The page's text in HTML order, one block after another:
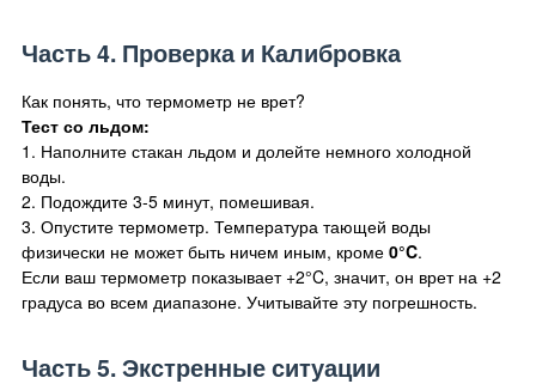
Часть 4. Проверка и Калибровка
Как понять, что термометр не врет?
Тест со льдом:
1. Наполните стакан льдом и долейте немного холодной
воды.
2. Подождите 3-5 минут, помешивая.
3. Опустите термометр. Температура тающей воды
физически не может быть ничем иным, кроме 0°C.
Если ваш термометр показывает +2°C, значит, он врет на +2
градуса во всем диапазоне. Учитывайте эту погрешность.
Часть 5. Экстренные ситуации